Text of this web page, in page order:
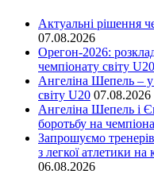
Актуальні рішення
07.08.2026
Орегон-2026:
чемпіонату світу U20
Ангеліна Шепель – у
світу U20 07.08.2026
Ангеліна Шепель і
боротьбу на
Запрошуємо
з легкої атлетики на
06.08.2026